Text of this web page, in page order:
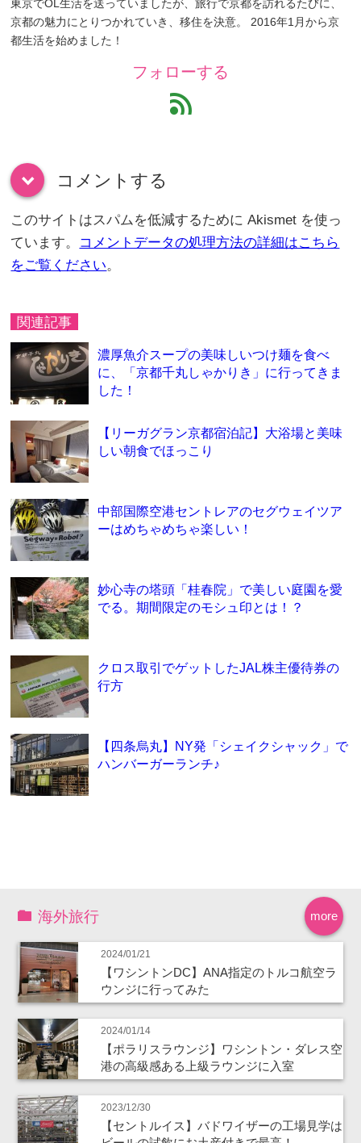
東京でOL生活を送っていましたが、旅行で京都を訪れるたびに、
京都の魅力にとりつかれていき、移住を決意。 2016年1月から京
都生活を始めました！
フォローする
feed
down コメントする
このサイトはスパムを低減するために Akismet を使っ
ています。 コメントデータの処理方法の詳細はこちら
をご覧ください。
関連記事
濃厚魚介スープの美味しいつけ麺を食べ
に、「京都千丸しゃかりき」に行ってきま
した！
【リーガグラン京都宿泊記】大浴場と美味
しい朝食でほっこり
中部国際空港セントレアのセグウェイツア
ーはめちゃめちゃ楽しい！
妙心寺の塔頭「桂春院」で美しい庭園を愛
でる。期間限定のモシュ印とは！？
クロス取引でゲットしたJAL株主優待券の
行方
【四条烏丸】NY発「シェイクシャック」で
ハンバーガーランチ♪
more
海外旅行
2024/01/21
【ワシントンDC】ANA指定のトルコ航空ラ
ウンジに行ってみた
2024/01/14
【ポラリスラウンジ】ワシントン・ダレス空
港の高級感ある上級ラウンジに入室
2023/12/30
【セントルイス】バドワイザーの工場見学は